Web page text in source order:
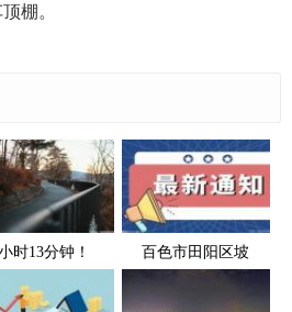
棚。
时13分钟！ 百色市田阳区坡